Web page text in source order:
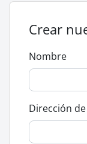
Crear
Nombre
Dirección